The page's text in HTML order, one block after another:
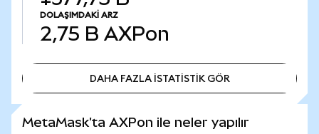
DOLAŞIMDAKI ARZ
2,75 B AXPon
DAHA FAZLA İSTATİSTİK GÖR
MetaMask'ta AXPon ile neler yapılır